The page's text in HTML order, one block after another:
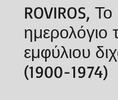
ROVIROS, Το
ημερολόγιο
εμφύλιου
(1900-1974)